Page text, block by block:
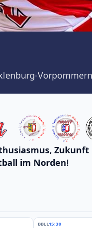
Zukunft
im Norden!
BBLL15:30